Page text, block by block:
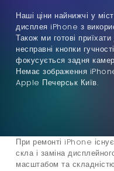
Наші ціни найнижчі у
дисплея iPhone з
Також ми готові
несправні кнопки
фокусується задня
Немає зображення
Apple Печерськ Київ.
При ремонті iPhone
скла і заміна
масштабом та